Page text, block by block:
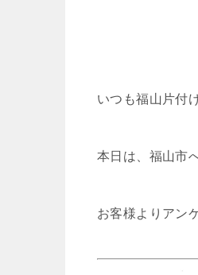
いつも福山片付
本日は、福山市
お客様よりアン